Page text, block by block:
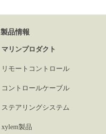
製品情報
マリンプロダクト
リモートコントロール
コントロールケーブル
ステアリングシステム
xylem製品